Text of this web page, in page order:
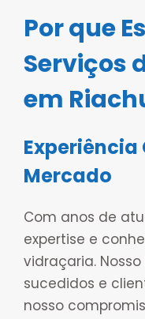
Por que
Serviços
em
Mercado
Com anos de
expertise e
vidraçaria.
sucedidos e
nosso